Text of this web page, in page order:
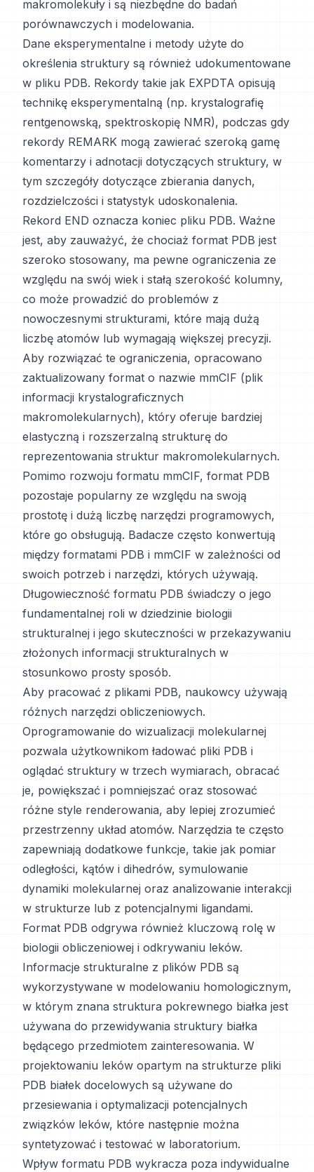
makromolekuły i są niezbędne do badań
porównawczych i modelowania.
Dane eksperymentalne i metody użyte do
określenia struktury są również udokumentowane
w pliku PDB. Rekordy takie jak EXPDTA opisują
technikę eksperymentalną (np. krystalografię
rentgenowską, spektroskopię NMR), podczas gdy
rekordy REMARK mogą zawierać szeroką gamę
komentarzy i adnotacji dotyczących struktury, w
tym szczegóły dotyczące zbierania danych,
rozdzielczości i statystyk udoskonalenia.
Rekord END oznacza koniec pliku PDB. Ważne
jest, aby zauważyć, że chociaż format PDB jest
szeroko stosowany, ma pewne ograniczenia ze
względu na swój wiek i stałą szerokość kolumny,
co może prowadzić do problemów z
nowoczesnymi strukturami, które mają dużą
liczbę atomów lub wymagają większej precyzji.
Aby rozwiązać te ograniczenia, opracowano
zaktualizowany format o nazwie mmCIF (plik
informacji krystalograficznych
makromolekularnych), który oferuje bardziej
elastyczną i rozszerzalną strukturę do
reprezentowania struktur makromolekularnych.
Pomimo rozwoju formatu mmCIF, format PDB
pozostaje popularny ze względu na swoją
prostotę i dużą liczbę narzędzi programowych,
które go obsługują. Badacze często konwertują
między formatami PDB i mmCIF w zależności od
swoich potrzeb i narzędzi, których używają.
Długowieczność formatu PDB świadczy o jego
fundamentalnej roli w dziedzinie biologii
strukturalnej i jego skuteczności w przekazywaniu
złożonych informacji strukturalnych w
stosunkowo prosty sposób.
Aby pracować z plikami PDB, naukowcy używają
różnych narzędzi obliczeniowych.
Oprogramowanie do wizualizacji molekularnej
pozwala użytkownikom ładować pliki PDB i
oglądać struktury w trzech wymiarach, obracać
je, powiększać i pomniejszać oraz stosować
różne style renderowania, aby lepiej zrozumieć
przestrzenny układ atomów. Narzędzia te często
zapewniają dodatkowe funkcje, takie jak pomiar
odległości, kątów i dihedrów, symulowanie
dynamiki molekularnej oraz analizowanie interakcji
w strukturze lub z potencjalnymi ligandami.
Format PDB odgrywa również kluczową rolę w
biologii obliczeniowej i odkrywaniu leków.
Informacje strukturalne z plików PDB są
wykorzystywane w modelowaniu homologicznym,
w którym znana struktura pokrewnego białka jest
używana do przewidywania struktury białka
będącego przedmiotem zainteresowania. W
projektowaniu leków opartym na strukturze pliki
PDB białek docelowych są używane do
przesiewania i optymalizacji potencjalnych
związków leków, które następnie można
syntetyzować i testować w laboratorium.
Wpływ formatu PDB wykracza poza indywidualne